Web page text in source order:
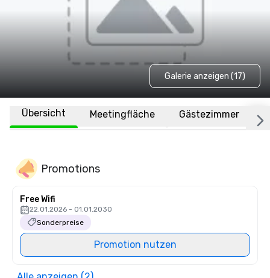
Galerie anzeigen (17)
Übersicht Meetingfläche Gästezimmer
Promotions
Free Wifi
22.01.2026 - 01.01.2030
Sonderpreise
Promotion nutzen